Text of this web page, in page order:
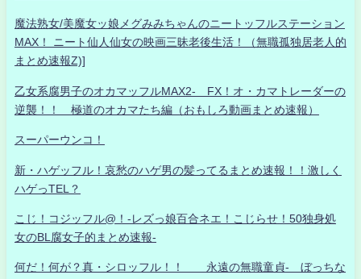
魔法熟女/美魔女ッ娘メグみみちゃんのニートッフルステーション
MAX！ ニート仙人仙女の映画三昧老後生活！（無職孤独居老人的
まとめ速報Z)]
乙女系腐男子のオカマッフルMAX2- FX！オ・カマトレーダーの
逆襲！！ 極道のオカマたち編（おもしろ動画まとめ速報）
スーパーウンコ！
新・ハゲッフル！哀愁のハゲ男の髪ってるまとめ速報！！激しく
ハゲっTEL？
こじ！コジッフル@！-レズっ娘百合ネエ！こじらせ！50独身処
女のBL腐女子的まとめ速報-
何だ！何が？真・シロッフル！！ 永遠の無職童貞- ぼっちな